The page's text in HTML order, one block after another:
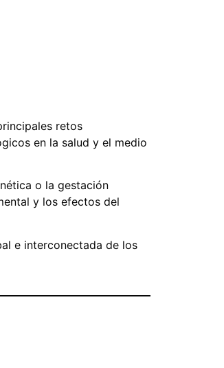
retos
en la salud y el medio
o la gestación
y los efectos del
e interconectada de los